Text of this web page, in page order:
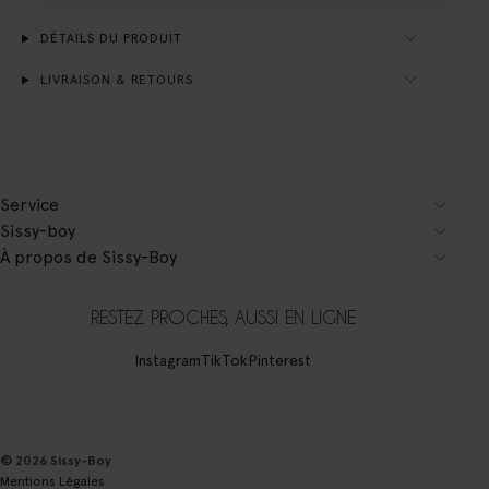
DÉTAILS DU PRODUIT
LIVRAISON & RETOURS
Service
Sissy-boy
À propos de Sissy-Boy
RESTEZ PROCHES, AUSSI EN LIGNE
InstagramTikTokPinterest
© 2026 Sissy-Boy
Mentions Légales